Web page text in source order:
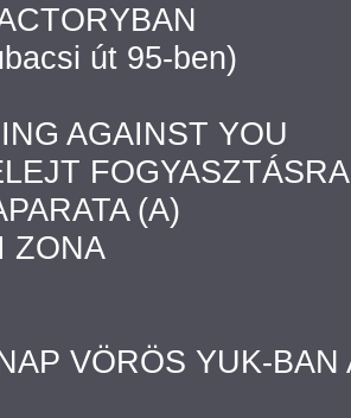
út 95-ben)
AGAINST YOU
(A)
ZONA
VÖRÖS YUK-